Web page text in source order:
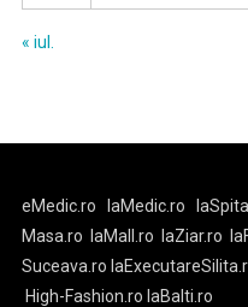
« iul.
eMedic.ro laMedic.ro
Masa.ro
laMall.ro laZiar.ro
Suceava.ro
High-Fashion.ro laBalti.ro